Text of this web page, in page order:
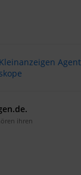
Kleinanzeigen
ihren